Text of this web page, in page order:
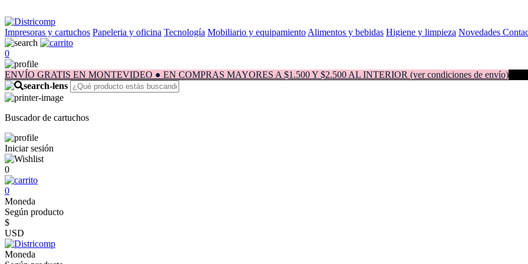
Impresoras y cartuchos Papeleria y oficina Tecnología Mobiliario y equipamiento Alimentos y bebidas Higiene y limpieza Novedades
0
ENVÍO GRATIS EN MONTEVIDEO ● EN COMPRAS MAYORES A $1.500 Y $2.500 AL INTERIOR (ver condiciones de envío)
Buscador de cartuchos
Iniciar sesión
0
0
Moneda
Según producto
$
USD
Moneda